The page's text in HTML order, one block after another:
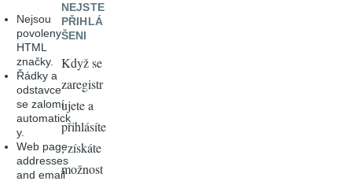
Nejsou
povoleny
HTML
značky.
Řádky a
odstavce
se zalomí
automatick
y.
Web page
addresses
and email
NEJSTE
PŘIHLÁ
ŠENI
Když se
zaregistr
ujete a
přihlásíte
, získáte
možnost